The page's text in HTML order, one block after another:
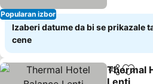
Popularan izbor
Izaberi datume da bi se prikazale
cene
Deli
Thermal
Lenti